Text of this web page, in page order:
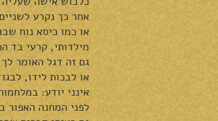
אחר כך נקרע
או כמו כיסא נוח
מילדותי, קרעי בד
גם זה דגל האומר
או לבכות לידו,
אינני יודע:
לפני המחנה האפור